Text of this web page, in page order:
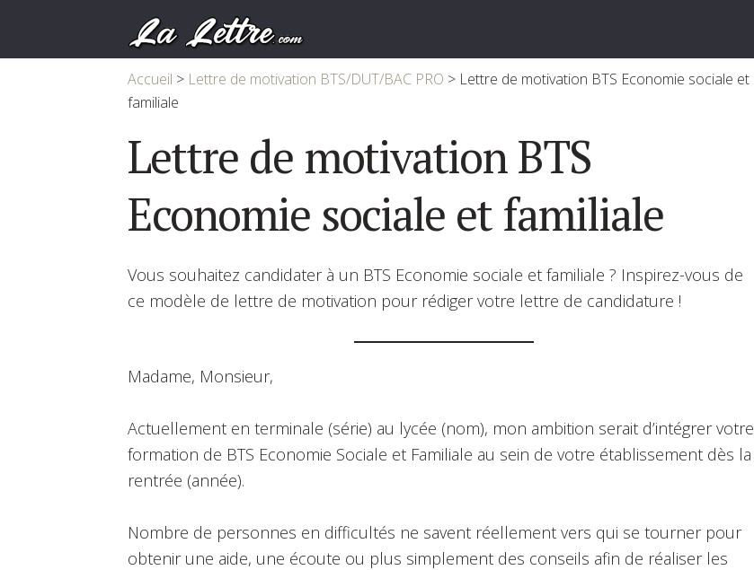
Accueil > Lettre de motivation BTS/DUT/BAC PRO > Lettre de motivation BTS Economie sociale et
familiale
Lettre de motivation BTS
Economie sociale et familiale
Vous souhaitez candidater à un BTS Economie sociale et familiale ? Inspirez-vous de
ce modèle de lettre de motivation pour rédiger votre lettre de candidature !
Madame, Monsieur,
Actuellement en terminale (série) au lycée (nom), mon ambition serait d’intégrer votre
formation de BTS Economie Sociale et Familiale au sein de votre établissement dès la
rentrée (année).
Nombre de personnes en difficultés ne savent réellement vers qui se tourner pour
obtenir une aide, une écoute ou plus simplement des conseils afin de réaliser les